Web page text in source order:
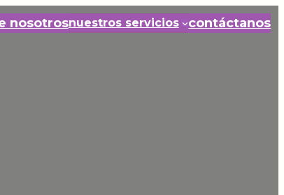
nosotrosnuestros servicios contáctanos